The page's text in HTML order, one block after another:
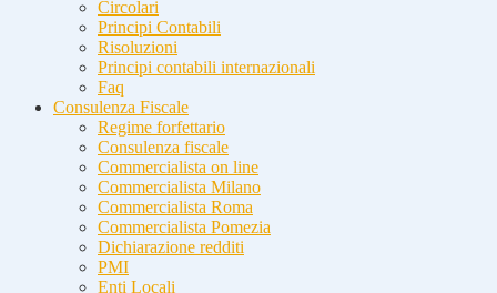
Circolari
Principi Contabili
Risoluzioni
Principi contabili internazionali
Faq
Consulenza Fiscale
Regime forfettario
Consulenza fiscale
Commercialista on line
Commercialista Milano
Commercialista Roma
Commercialista Pomezia
Dichiarazione redditi
PMI
Enti Locali